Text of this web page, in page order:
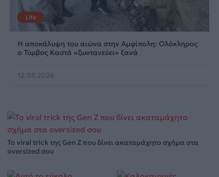
Life
Η αποκάλυψη του αιώνα στην Αμφίπολη: Ολόκληρος
ο Τύμβος Καστά «ζωντανεύει» ξανά
12.05.2026
Το viral trick της Gen Z που δίνει ακαταμάχητο σχήμα στα
oversized σου